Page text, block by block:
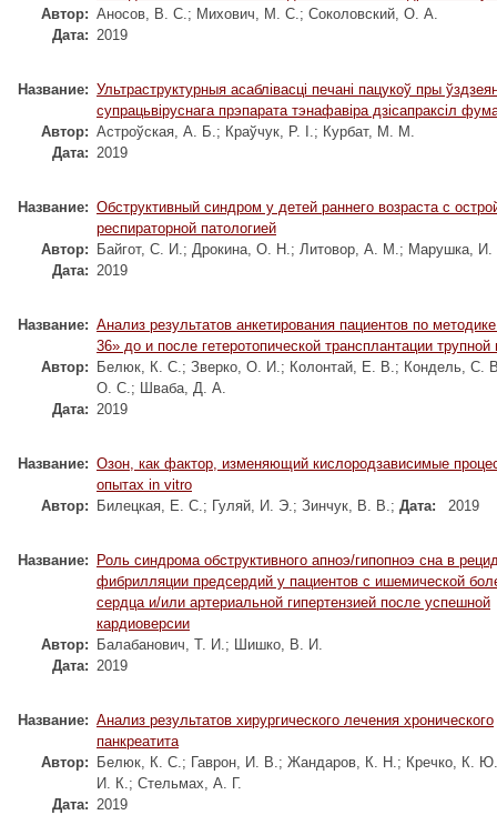
Автор: Аносов, В. С.; Михович, М. С.; Соколовский, О. А.
Дата: 2019
Название: Ультраструктурныя асаблівасці печані пацукоў пры
супрацьвіруснага прэпарата тэнафавіра дзіcапраксіл
Автор: Астроўская, А. Б.; Краўчук, Р. І.; Курбат, М. М.
Дата: 2019
Название: Обструктивный синдром у детей раннего возраста с
респираторной патологией
Автор:
Байгот, С. И.; Дрокина, О. Н.; Литовор, А. М.; Марушка, И.
Дата: 2019
Название: Анализ результатов анкетирования пациентов по
36» до и после гетеротопической трансплантации трупной
Автор:
Белюк, К. С.; Зверко, О. И.; Колонтай, Е. В.; Кондель, С.
О. С.; Шваба, Д. А.
Дата: 2019
Название: Озон, как фактор, изменяющий кислородзависимые
опытах in vitro
Автор:
Билецкая, Е. С.; Гуляй, И. Э.; Зинчук, В. В.; Дата: 2019
Название:
Роль синдрома обструктивного апноэ/гипопноэ сна в
фибрилляции предсердий у пациентов с ишемической
сердца и/или артериальной гипертензией после успешной
кардиоверсии
Автор:
Балабанович, Т. И.; Шишко, В. И.
Дата: 2019
Название: Анализ результатов хирургического лечения хронического
панкреатита
Автор:
Белюк, К. С.; Гаврон, И. В.; Жандаров, К. Н.; Кречко, К. Ю.
И. К.; Стельмах, А. Г.
Дата: 2019